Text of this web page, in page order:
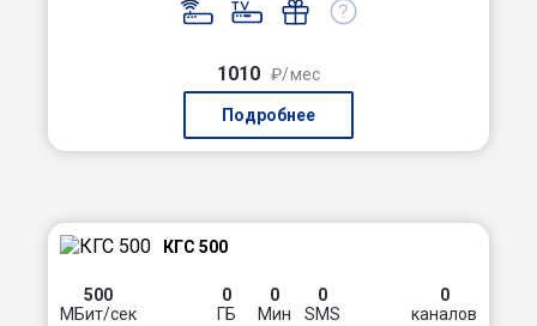
1010 ₽/мес
Подробнее
КГС 500
500
МБит/сек
0
ГБ
0
Мин
0
SMS
0
каналов